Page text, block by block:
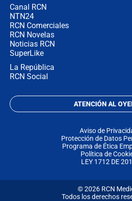
Canal RCN
NTN24
RCN Comerciales
RCN Novelas
Noticias RCN
SuperLike
La República
RCN Social
ATENCIÓN AL
Aviso de
Protección de Datos
Programa de Ética
Política de
LEY 1712 DE
© 2026 RCN
Todos los derechos